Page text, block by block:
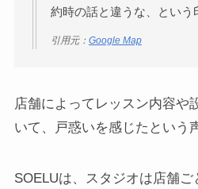
約時の話と違うな、という
引用元： Google Map
店舗によってレッスン内容や
いて、戸惑いを感じたという
SOELUは、スタジオは店舗ご